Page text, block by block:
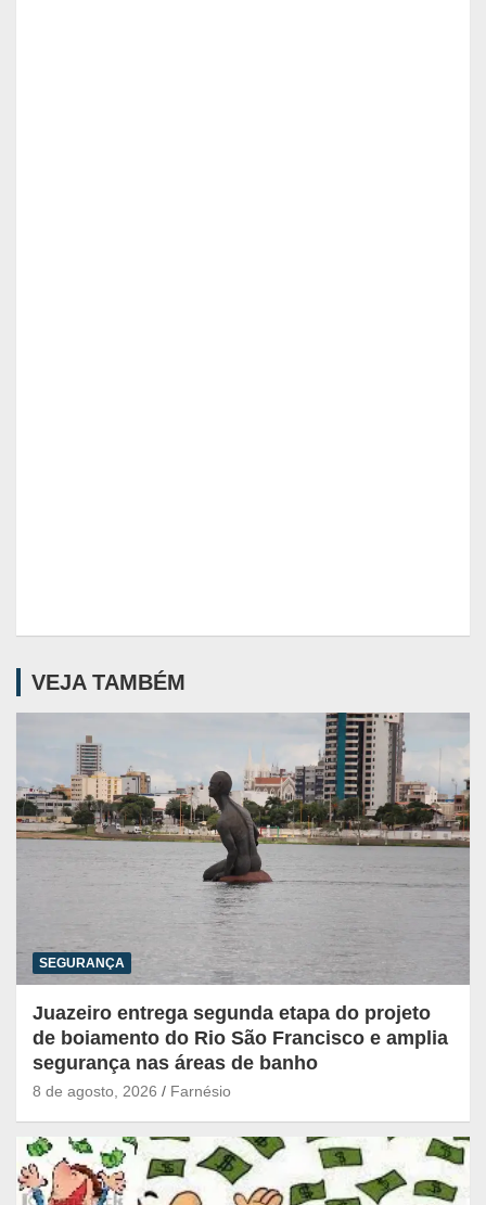
VEJA TAMBÉM
SEGURANÇA
Juazeiro entrega segunda etapa do projeto
de boiamento do Rio São Francisco e amplia
segurança nas áreas de banho
8 de agosto, 2026 Farnésio